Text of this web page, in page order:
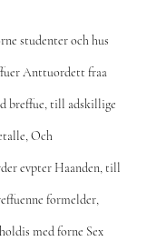
studenter och hus
Anttuordett fraa
breffue, till adskillige
Och
evpter Haanden, till
formelder,
med forne Sex